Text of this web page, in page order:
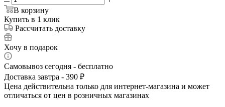
В корзину
Купить в 1 клик
Рассчитать доставку
Хочу в подарок
Самовывоз сегодня - бесплатно
Доставка завтра - 390 ₽
Цена действительна только для интернет-магазина и может
отличаться от цен в розничных магазинах